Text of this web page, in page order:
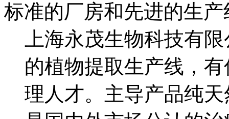
标准的厂房和先进的生产
上海永茂生物科技有
的植物提取生产线，
理人才。主导产品纯